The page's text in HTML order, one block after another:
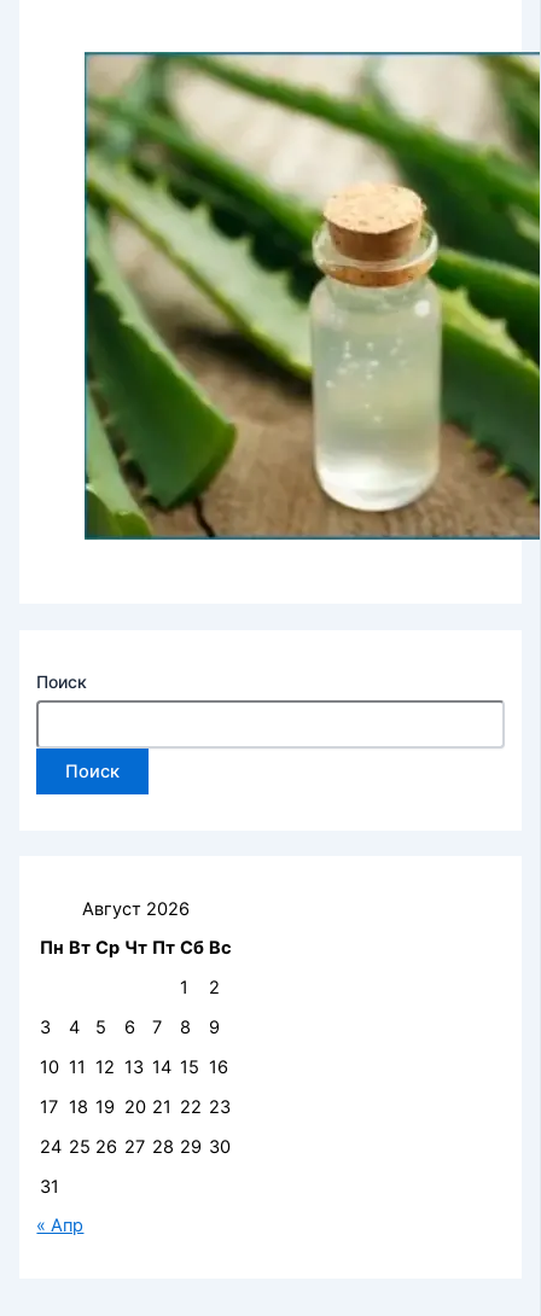
Поиск
Поиск
Август 2026
Пн Вт Ср Чт Пт Сб Вс
1
2
3
4 5 6 7 8
9
10 11 12 13 14 15 16
17 18 19 20 21 22 23
24 25 26 27 28 29 30
31
« Апр